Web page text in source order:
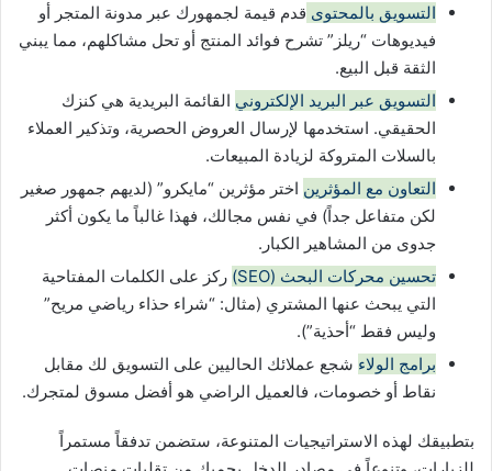
التسويق بالمحتوى قدم قيمة لجمهورك عبر مدونة المتجر أو
فيديوهات “ريلز” تشرح فوائد المنتج أو تحل مشاكلهم، مما يبني
الثقة قبل البيع.
التسويق عبر البريد الإلكتروني القائمة البريدية هي كنزك
الحقيقي. استخدمها لإرسال العروض الحصرية، وتذكير العملاء
بالسلات المتروكة لزيادة المبيعات.
التعاون مع المؤثرين اختر مؤثرين “مايكرو” (لديهم جمهور صغير
لكن متفاعل جداً) في نفس مجالك، فهذا غالباً ما يكون أكثر
جدوى من المشاهير الكبار.
تحسين محركات البحث (SEO)
ركز على الكلمات المفتاحية
التي يبحث عنها المشتري (مثال: “شراء حذاء رياضي مريح”
وليس فقط “أحذية”).
برامج الولاء شجع عملائك الحاليين على التسويق لك مقابل
نقاط أو خصومات، فالعميل الراضي هو أفضل مسوق لمتجرك.
بتطبيقك لهذه الاستراتيجيات المتنوعة، ستضمن تدفقاً مستمراً